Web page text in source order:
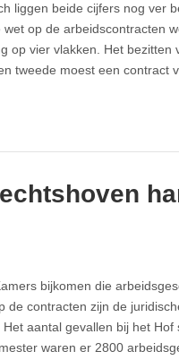
liggen beide cijfers nog ver
op de arbeidscontracten
op vier vlakken. Het bezitten
tweede moest een contract
bijkomen die
contracten zijn de
aantal gevallen bij het Hof
waren er 2800